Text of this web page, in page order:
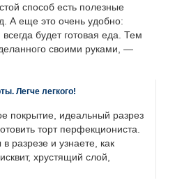
способ есть полезные
А еще это очень удобно:
будет готовая еда. Тем
своими руками, —
Легче легкого!
покрытие, идеальный разрез
торт перфекциониста.
разрезе и узнаете, как
хрустящий слой,